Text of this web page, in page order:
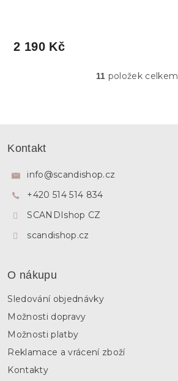
2 190 Kč
O
11 položek celkem
Kontakt
info@scandishop.cz
+420 514 514 834
SCANDIshop CZ
scandishop.cz
O nákupu
Sledování objednávky
Možnosti dopravy
Možnosti platby
Reklamace a vrácení zboží
Kontakty